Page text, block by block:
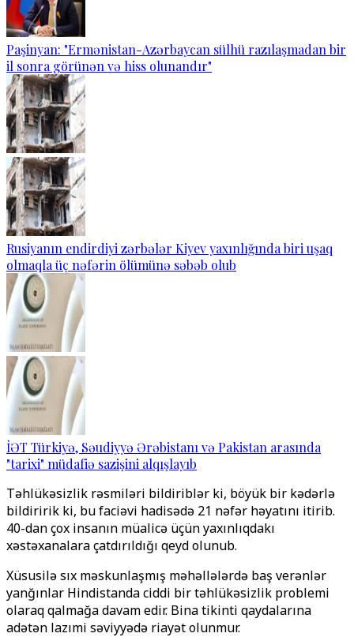
Paşinyan: "Ermənistan-Azərbaycan sülhü razılaşmadan bir
il sonra görünən və hiss olunandır"
Rusiyanın endirdiyi zərbələr Kiyev yaxınlığında biri uşaq
olmaqla üç nəfərin ölümünə səbəb olub
İƏT Türkiyə, Səudiyyə Ərəbistanı və Pakistan arasında
"tarixi" müdafiə sazişini alqışlayıb
Təhlükəsizlik rəsmiləri bildiriblər ki, böyük bir kədərlə
bildiririk ki, bu faciəvi hadisədə 21 nəfər həyatını itirib.
40-dan çox insanın müalicə üçün yaxınlıqdakı
xəstəxanalara çatdırıldığı qeyd olunub.
Xüsusilə sıx məskunlaşmış məhəllələrdə baş verənlər
yanğınlar Hindistanda ciddi bir təhlükəsizlik problemi
olaraq qalmağa davam edir. Bina tikinti qaydalarına
adətən lazımi səviyyədə riayət olunmur.